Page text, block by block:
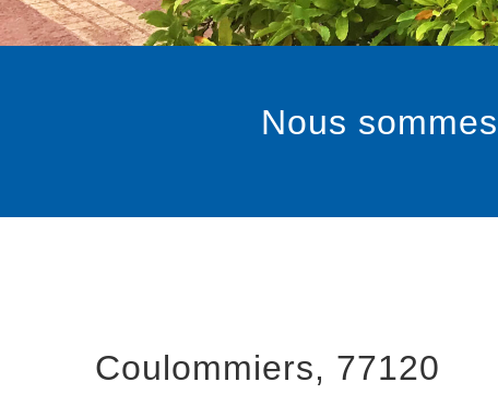
Nous
Coulommiers, 77120